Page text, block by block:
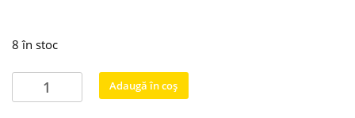
8 în stoc
Cantitate
JL.D320B1235-
Adaugă în coș